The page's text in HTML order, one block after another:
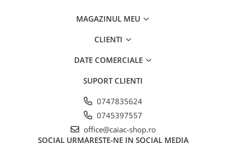
MAGAZINUL MEU
CLIENTI
DATE COMERCIALE
SUPORT CLIENTI
0747835624
0745397557
office@caiac-shop.ro
SOCIAL URMARESTE-NE IN SOCIAL MEDIA